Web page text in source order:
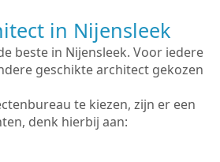
in Nijensleek
beste in Nijensleek. Voor iedere
geschikte architect gekozen
te kiezen, zijn er een
denk hierbij aan: